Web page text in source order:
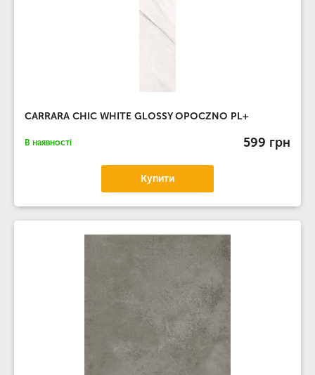
CARRARA CHIC WHITE GLOSSY OPOCZNO PL+
В наявності 599 грн
Купити